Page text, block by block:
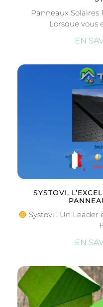
Panneaux Solaires
Lorsque vous
EN
SYSTOVI,
Systovi : Un
EN